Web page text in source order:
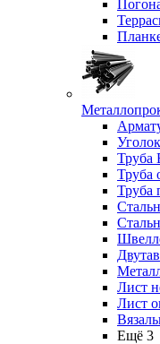
Труба
Труба
Труба
Лист
Лист
Ещё 3